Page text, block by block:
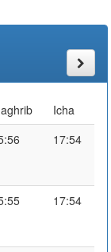
Icha
17:54
17:54